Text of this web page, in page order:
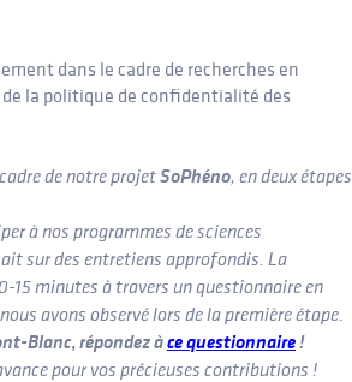
dans le cadre de recherches en
la politique de confidentialité des
de notre projetSoPhéno, en deux étapes
à nos programmes de sciences
sur des entretiens approfondis. La
15 minutes à travers un questionnaire en
avons observé lors de la première étape.
Blanc,répondez àce questionnaire!
pour vos précieuses contributions !